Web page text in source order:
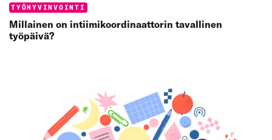
Categories:
TYÖHYVINVOINTI
Millainen on intiimikoordinaattorin tavallinen
työpäivä?